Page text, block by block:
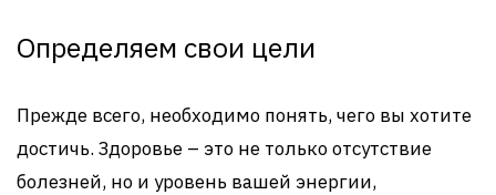
Определяем свои цели
Прежде всего, необходимо понять, чего вы хотите
достичь. Здоровье – это не только отсутствие
болезней, но и уровень вашей энергии,